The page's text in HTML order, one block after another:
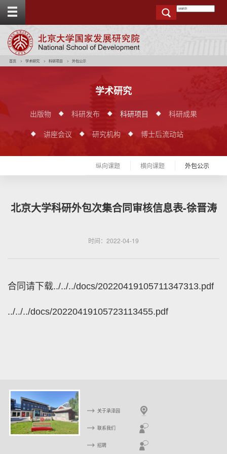
t
首页 学术研究 科研项目 外包公示
学术研究
出版物 科研发布 科研项目
科研成果
讲座会议
研究机构 博士后流动站
纵向课题 横向课题 外包公示
北京大学科研外包次集合同审核信息表-徐晋涛
时间：2022-04-19
合同请下载../../../docs/20220419105711347313.pdf
../../../docs/20220419105723113455.pdf
关于承泽园
联系我们
招聘